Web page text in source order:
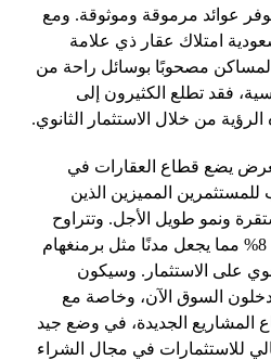
توفر عوائد مرموقة وموثوقة. ومع
السعودية امتلاك عقار ذي علامة
مصحوبًا بوسائل راحة من
فقد تطلع الكثيرون إلى
من خلال الاستثمار الثانوي.
يضع قطاع العقارات في
للمستثمرين المميزين الذين
ونمو طويل الأجل. وتتراوح
عائدات الإيجار من 6.6% إلى 8% مما يجعل مدنًا مثل برمنغهام
قوي على الاستثمار. وسيكون
يدخلون السوق الآن، وخاصة مع
المشاريع الجديدة، في وضع جيد
للاستثمارات في مجال الشراء